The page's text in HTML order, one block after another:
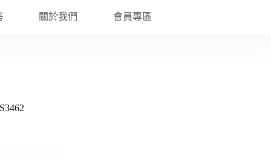
關於我們 會員專區